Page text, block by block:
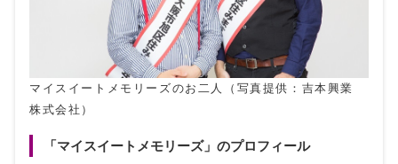
マイスイートメモリーズのお二人（写真提供：吉本興業
株式会社）
「マイスイートメモリーズ」のプロフィール